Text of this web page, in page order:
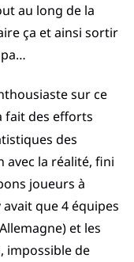
au long de la
ça et ainsi sortir
sur ce
fait des efforts
des
la réalité, fini
joueurs à
avait que 4 équipes
et les
impossible de